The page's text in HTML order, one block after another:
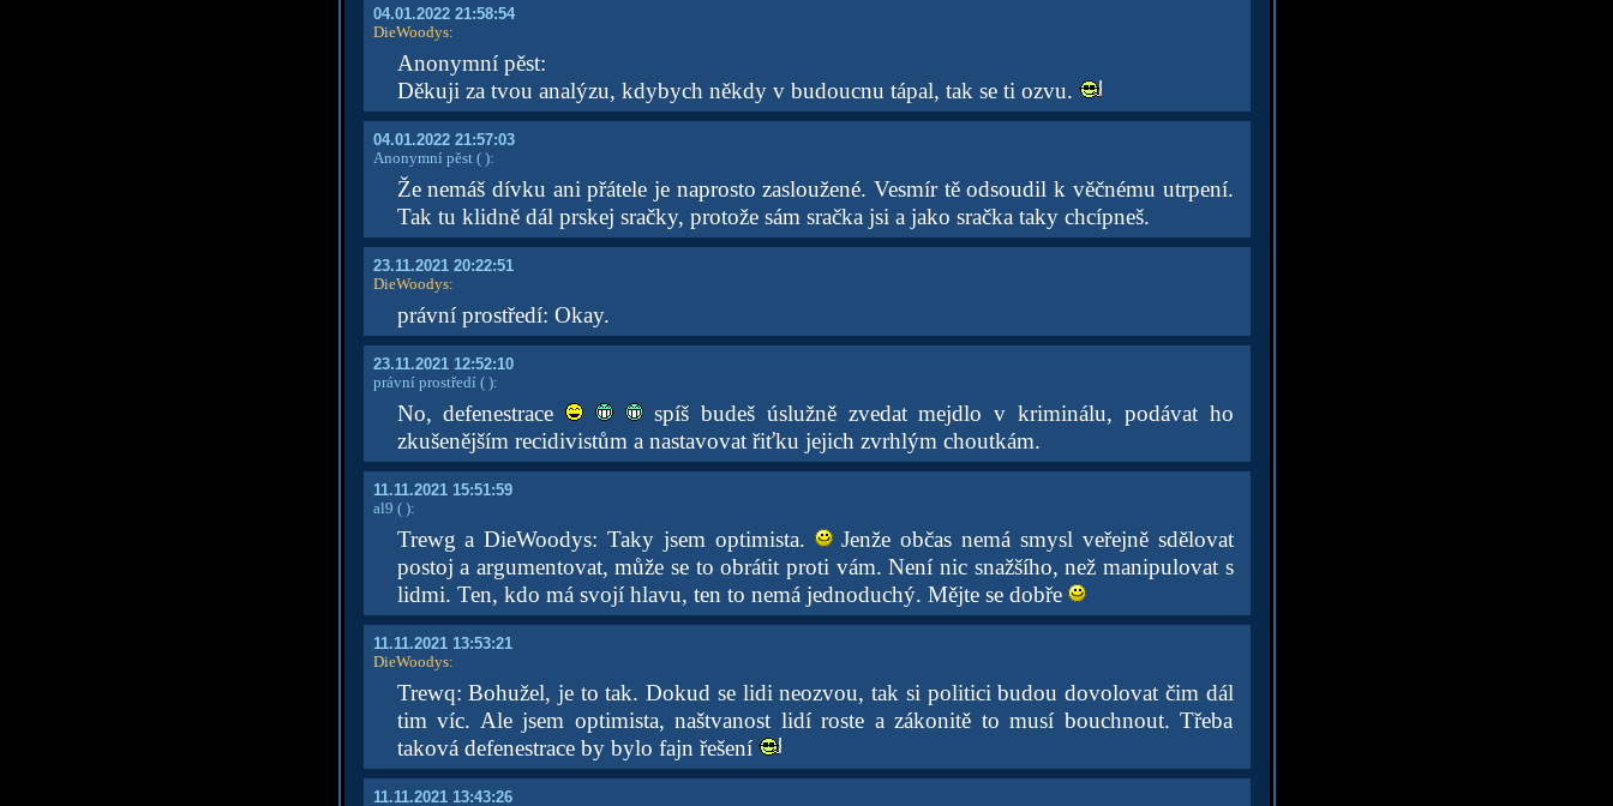
04.01.2022 21:58:54
DieWoodys:
Anonymní pěst:
Děkuji za tvou analýzu, kdybych někdy v budoucnu tápal, tak se ti ozvu.
04.01.2022 21:57:03
Anonymní pěst( ):
Že nemáš dívku ani přátele je naprosto zasloužené. Vesmír tě odsoudil k věčnému utrpení.
Tak tu klidně dál prskej sračky, protože sám sračka jsi a jako sračka taky chcípneš.
23.11.2021 20:22:51
DieWoodys:
právní prostředí: Okay.
23.11.2021 12:52:10
právní prostředí( ):
No, defenestrace
spíš budeš úslužně zvedat mejdlo v kriminálu, podávat ho
zkušenějším recidivistům a nastavovat řiťku jejich zvrhlým choutkám.
11.11.2021 15:51:59
al9 ( ):
Trewg a DieWoodys: Taky jsem optimista.
Jenže občas nemá smysl veřejně sdělovat
postoj a argumentovat, může se to obrátit proti vám. Není nic snažšího, než manipulovat s
lidmi. Ten, kdo má svojí hlavu, ten to nemá jednoduchý. Mějte se dobře
11.11.2021 13:53:21
DieWoodys:
Trewq: Bohužel, je to tak. Dokud se lidi neozvou, tak si politici budou dovolovat čim dál
tim víc. Ale jsem optimista, naštvanost lidí roste a zákonitě to musí bouchnout. Třeba
taková defenestrace by bylo fajn řešení
11.11.2021 13:43:26